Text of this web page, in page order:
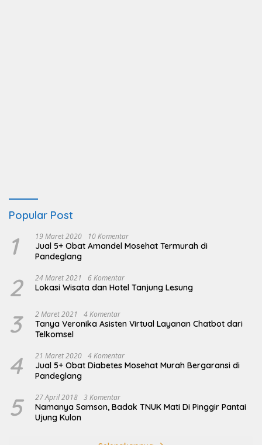
Popular Post
1 19 Maret 2020 10 Komentar
Jual 5+ Obat Amandel Mosehat Termurah di
Pandeglang
2 24 Maret 2021 6 Komentar
Lokasi Wisata dan Hotel Tanjung Lesung
3 2 Maret 2021 4 Komentar
Tanya Veronika Asisten Virtual Layanan Chatbot dari
Telkomsel
4 21 Maret 2020 4 Komentar
Jual 5+ Obat Diabetes Mosehat Murah Bergaransi di
Pandeglang
5 27 April 2018 3 Komentar
Namanya Samson, Badak TNUK Mati Di Pinggir Pantai
Ujung Kulon